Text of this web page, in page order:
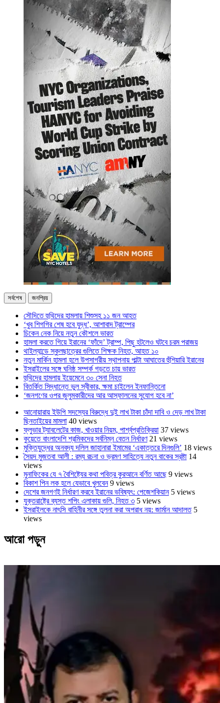
সর্বশেষ জনপ্রিয়
সৌদিতে হুথিদের হামলায় শিশুসহ ১১ জন আহত
‘খুব শিগগির শেষ হবে যুদ্ধ’, আশাবাদ ট্রাম্পের
চিকেন নেক নিয়ে নতুন কৌশলে ভারত
হামলা করতে গিয়ে ইরানের ‘ফাঁদে’ ট্রাম্প, পিছু হটলেও ঘটবে চরম পরাজয়
থাইল্যান্ডে স্কুলছাত্রের গুলিতে শিক্ষক নিহত, আহত ১০
নতুন মার্কিন হামলা হলে উপসাগরীয় স্থাপনায় পাল্টা আঘাতের হুঁশিয়ারি ইরানের
ইসরাইলের সঙ্গে ঘনিষ্ঠ সম্পর্ক গড়তে চায় ভারত
হুথিদের হামলায় ইয়েমেনে ৩০ সেনা নিহত
বিতর্কিত সিদ্ধান্তে ভুল স্বীকার, ক্ষমা চাইলেন ইনফান্তিনো
‘জনগণের ওপর জুলুমকারীদের আর আস্ফালনের সুযোগ হবে না’
আনোয়ারায় ইউপি সদস্যের বিরুদ্ধে দুই লাখ টাকা চাঁদা দাবি ও দেড় লাখ টাকা
ছিনতাইয়ের মামলা 40 views
ফ্লুভার ট্যাবলেটের কাজ, খাওয়ার নিয়ম, পার্শ্বপ্রতিক্রিয়া 37 views
কুয়েতে বাংলাদেশি শ্রমিকদের সর্বনিম্ন বেতন নির্ধারণ 21 views
মুক্তিযুদ্ধের অনবদ্য দলিল জাহানারা ইমামের ‘একাত্তরে দিনগুলি’ 18 views
সৈয়দ মুজতবা আলী : রম্য রচনা ও ভ্রমণ সাহিত্যে নতুন বাকের স্রষ্টা 14
views
মুনাফিকের যে ৭ বৈশিষ্ট্যের কথা পবিত্র কুরআনে বর্ণিত আছে 9 views
বিকাশ পিন লক হলে যেভাবে খুলবেন 9 views
দেশের জনগণই নির্ধারণ করবে ইরানের ভবিষ্যৎ: পেজেশকিয়ান 5 views
যুক্তরাষ্ট্রে ব্যস্ত শপিং এলাকায় গুলি, নিহত ৩ 5 views
ইসরাইলকে নাৎসি বাহিনীর সঙ্গে তুলনা করা অপরাধ নয়: জার্মান আদালত 5
views
আরো পড়ুন